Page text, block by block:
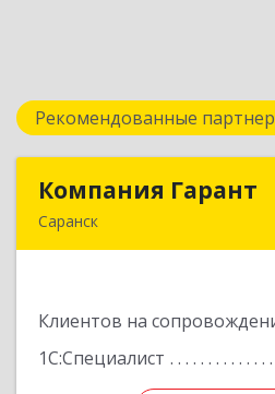
Рекомендованные
Компания Гарант
Саранск
Клиентов на
1С:Специалист